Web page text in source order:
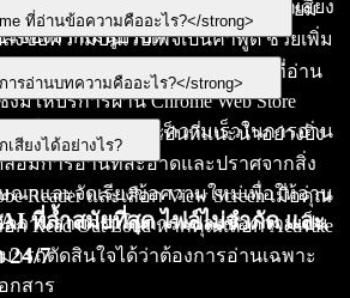
มที่คุณต้องการให้อ่านข้อความออกเสียง
วข้องจากเมนูบริบท
เป็น ส่วนขยาย Chrome
ยอดนิยม
งข้อความบนเว็บเพจเป็นคำพูด ช่วยเพิ่ม
ารณ์การอ่านโดยรวม
ที่อ่านข้อความคืออะไร?</strong>
เป็นตัวอย่างของส่วนขยาย Chrome ที่อ่าน
มีให้บริการผ่าน Chrome Web Store
งที่ปรับแต่งได้และความเร็วในการอ่าน
รอ่านบทความคืออะไร?</strong>
Mercury Reader เป็นที่แนะนำอย่างยิ่ง
อมการอ่านที่สะอาดและปราศจากสิ่ง
ณาและจัดเรียงข้อความใหม่เพื่อให้อ่าน
วามสามารถในการแปลงข้อความเป็น
สียงได้อย่างไร?
Reader และเลือก View Screen เมื่อคุณ
ก Read Out Loud หากคุณเลือก Activate
ารถตัดสินใจได้ว่าต้องการอ่านเฉพาะ
กสาร
AI ที่ล้ำสมัยที่สุด ไฟล์ไม่จำกัด และ
7